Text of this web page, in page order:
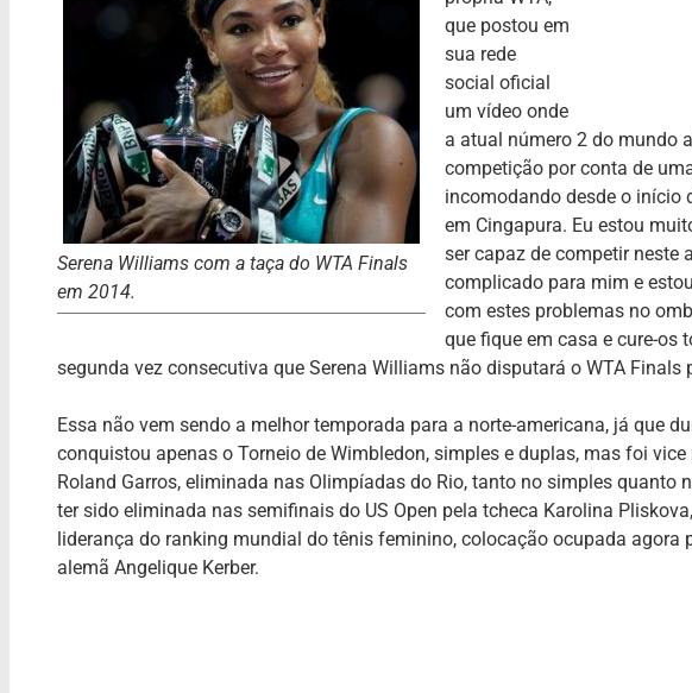
Serena Williams com a taça do WTA Finals
em 2014.
que postou em
sua rede
social oficial
um vídeo onde
a atual número 2 do mundo
competição por conta de
incomodando desde o início
em Cingapura. Eu estou
ser capaz de competir neste
complicado para mim e
com estes problemas no
que fique em casa e cure-os
segunda vez consecutiva que Serena Williams não disputará o WTA Finals
Essa não vem sendo a melhor temporada para a norte-americana, já que
conquistou apenas o Torneio de Wimbledon, simples e duplas, mas foi vice
Roland Garros, eliminada nas Olimpíadas do Rio, tanto no simples quanto
ter sido eliminada nas semifinais do US Open pela tcheca Karolina
liderança do ranking mundial do tênis feminino, colocação ocupada agora
alemã Angelique Kerber.